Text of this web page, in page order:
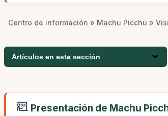
Centro de información » Machu Picchu »
Artículos en esta sección
Presentación de Machu